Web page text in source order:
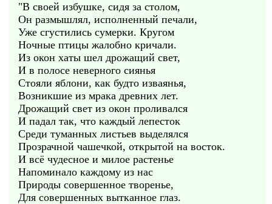
"В своей избушке, сидя за столом,
Он размышлял, исполненный печали,
Уже сгустились сумерки. Кругом
Ночные птицы жалобно кричали.
Из окон хаты шел дрожащий свет,
И в полосе неверного сиянья
Стояли яблони, как будто изваянья,
Возникшие из мрака древних лет.
Дрожащий свет из окон проливался
И падал так, что каждый лепесток
Среди туманных листьев выделялся
Прозрачной чашечкой, открытой на восток.
И всё чудесное и милое растенье
Напоминало каждому из нас
Природы совершенное творенье,
Для совершенных вытканное глаз.